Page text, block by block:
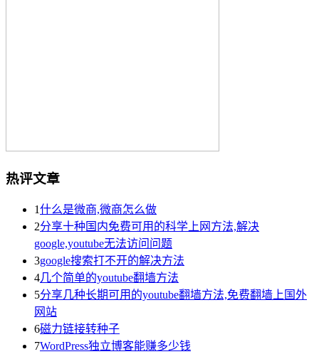
热评文章
1什么是微商,微商怎么做
2分享十种国内免费可用的科学上网方法,解决
google,youtube无法访问问题
3google搜索打不开的解决方法
4几个简单的youtube翻墙方法
5分享几种长期可用的youtube翻墙方法,免费翻墙上国外
网站
6磁力链接转种子
7WordPress独立博客能赚多少钱